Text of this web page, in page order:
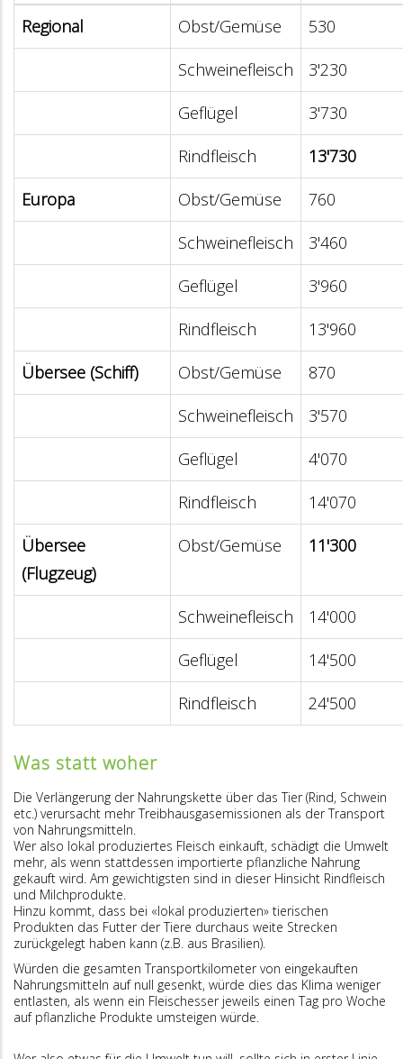
Regional Obst/Gemüse
530
Schweinefleisch
3'230
Geflügel
3'730
Rindfleisch
13'730
Europa
Obst/Gemüse
760
Schweinefleisch
3'460
Geflügel
3'960
Rindfleisch
13'960
Übersee (Schiff)
Obst/Gemüse
870
Schweinefleisch
3'570
Geflügel
4'070
Rindfleisch
14'070
Übersee
(Flugzeug)
Obst/Gemüse 11'300
Schweinefleisch
14'000
Geflügel
14'500
Rindfleisch
24'500
Was statt woher
Die Verlängerung der Nahrungskette über das Tier (Rind, Schwein
etc.) verursacht mehr Treibhausgasemissionen als der Transport
von Nahrungsmitteln.
Wer also lokal produziertes Fleisch einkauft, schädigt die Umwelt
mehr, als wenn stattdessen importierte pflanzliche Nahrung
gekauft wird. Am gewichtigsten sind in dieser Hinsicht Rindfleisch
und Milchprodukte.
Hinzu kommt, dass bei «lokal produzierten» tierischen
Produkten das Futter der Tiere durchaus weite Strecken
zurückgelegt haben kann (z.B. aus Brasilien).
Würden die gesamten Transportkilometer von eingekauften
Nahrungsmitteln auf null gesenkt, würde dies das Klima weniger
entlasten, als wenn ein Fleischesser jeweils einen Tag pro Woche
auf pflanzliche Produkte umsteigen würde.